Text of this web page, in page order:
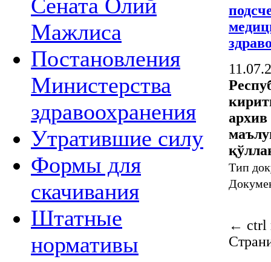
Сената Олий
Мажлиса
Постановления
Министерства
здравоохранения
Утратившие силу
Формы для
скачивания
Штатные
нормативы
Тип
← ctrl